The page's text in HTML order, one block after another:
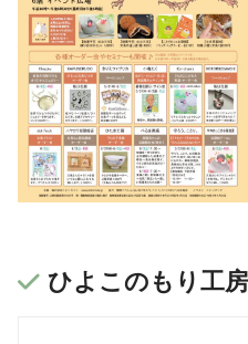
ひよこのもり工